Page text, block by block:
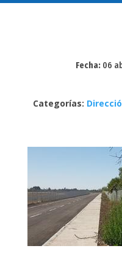
Fecha: 06
Categorías: